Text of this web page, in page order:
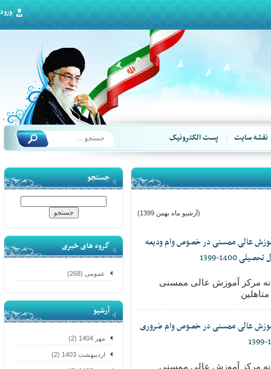
ورود
سایت پست الکترونیک
جستجو
گروه های خبری
عمومی (268)
آرشیو
مهر 1404 (2)
اردیبهشت 1403 (2)
(آرشیو ماه بهمن 1399)
عالی ممسنی در خصوص وام ودیعه
1399
مرکز آموزش عالی ممسنی
عالی ممسنی در خصوص وام ضروری
مرکز آموزش عالی ممسنی